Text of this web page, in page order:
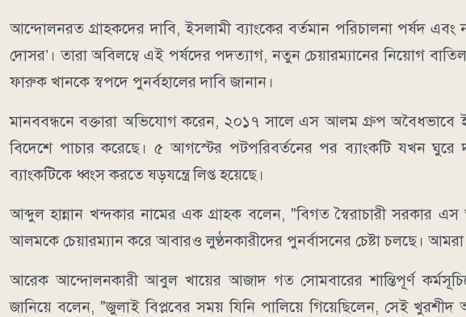
আন্দোলনরত গ্রাহকদের দাবি, ইসলামী ব্যাংকের বর্তমান পরিচালনা পর্ষদ
দোসর’। তারা অবিলম্বে এই পর্ষদের পদত্যাগ, নতুন চেয়ারম্যানের নিয়োগ
ফারুক খানকে স্বপদে পুনর্বহালের দাবি জানান।
মানববন্ধনে বক্তারা অভিযোগ করেন, ২০১৭ সালে এস আলম গ্রুপ অবৈধভাবে
বিদেশে পাচার করেছে। ৫ আগস্টের পটপরিবর্তনের পর ব্যাংকটি যখন
ব্যাংকটিকে ধ্বংস করতে ষড়যন্ত্রে লিপ্ত হয়েছে।
আব্দুল হান্নান খন্দকার নামের এক গ্রাহক বলেন, "বিগত স্বৈরাচারী সরকার
আলমকে চেয়ারম্যান করে আবারও লুণ্ঠনকারীদের পুনর্বাসনের চেষ্টা চলছে।
আরেক আন্দোলনকারী আবুল খায়ের আজাদ গত সোমবারের শান্তিপূর্ণ কর্মসূচিতে
জানিয়ে বলেন, "জুলাই বিপ্লবের সময় যিনি পালিয়ে গিয়েছিলেন, সেই